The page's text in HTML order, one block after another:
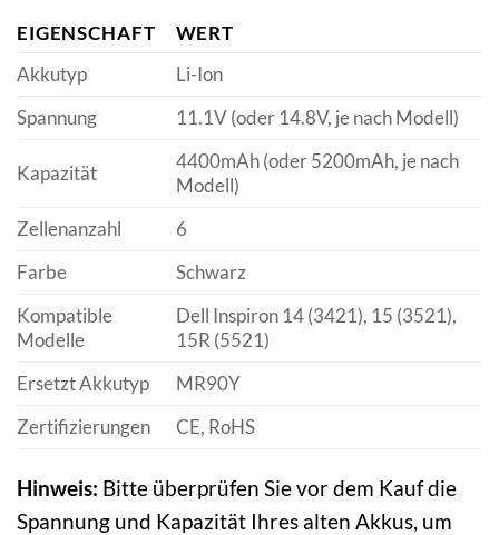
EIGENSCHAFT
WERT
Akkutyp
Li-Ion
Spannung
11.1V (oder 14.8V, je nach Modell)
Kapazität
4400mAh (oder 5200mAh, je nach
Modell)
Zellenanzahl
6
Farbe
Schwarz
Kompatible
Modelle
Dell Inspiron 14 (3421), 15 (3521),
15R (5521)
Ersetzt Akkutyp
MR90Y
Zertifizierungen
CE, RoHS
Hinweis: Bitte überprüfen Sie vor dem Kauf die
Spannung und Kapazität Ihres alten Akkus, um